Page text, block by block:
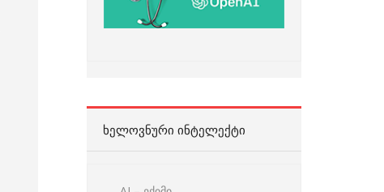
ᲮᲔᲚᲝᲕᲜᲣᲠᲘ ᲘᲜᲢᲔᲚᲔᲥᲢᲘ